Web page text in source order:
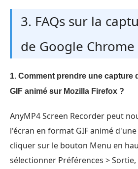
3. FAQs sur la
de Google Chrome
1. Comment prendre une capture
GIF animé sur Mozilla Firefox ?
AnyMP4 Screen Recorder peut
l'écran en format GIF animé
cliquer sur le bouton Menu en
sélectionner Préférences >